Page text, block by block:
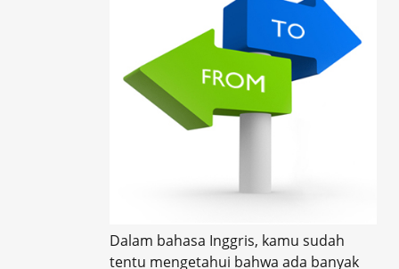
Dalam bahasa Inggris, kamu sudah
tentu mengetahui bahwa ada banyak